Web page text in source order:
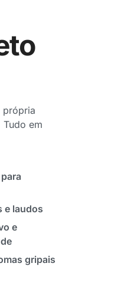
própria
em
e laudos
e
gripais